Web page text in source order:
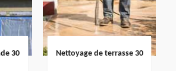
30 Nettoyage de terrasse 30